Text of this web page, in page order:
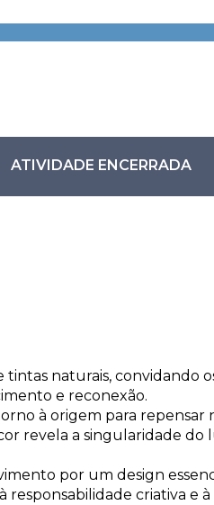
Eventos anteriores
ATIVIDADE ENCERRADA
naturais, convidando
e reconexão.
à origem para repensar
revela a singularidade do
por um design
criativa e à